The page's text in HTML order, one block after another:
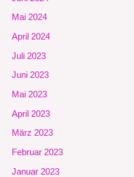
Mai 2024
April 2024
Juli 2023
Juni 2023
Mai 2023
April 2023
März 2023
Februar 2023
Januar 2023